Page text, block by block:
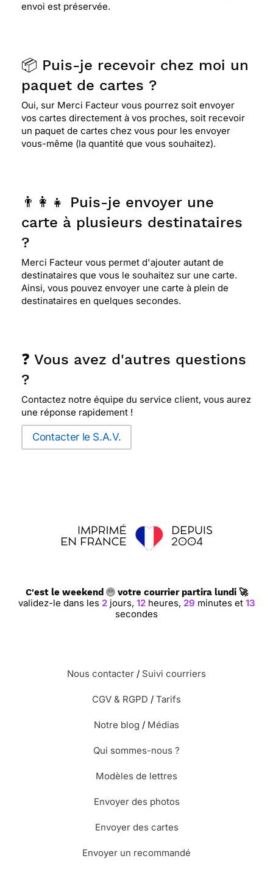
envoi est préservée.
📦 Puis-je recevoir chez moi un
paquet de cartes ?
Oui, sur Merci Facteur vous pourrez soit envoyer
vos cartes directement à vos proches, soit recevoir
un paquet de cartes chez vous pour les envoyer
vous-même (la quantité que vous souhaitez).
👨‍👩‍👧 Puis-je envoyer une
carte à plusieurs destinataires
?
Merci Facteur vous permet d'ajouter autant de
destinataires que vous le souhaitez sur une carte.
Ainsi, vous pouvez envoyer une carte à plein de
destinataires en quelques secondes.
❓ Vous avez d'autres questions
?
Contactez notre équipe du service client, vous aurez
une réponse rapidement !
Contacter le S.A.V.
C'est le weekend votre courrier partira lundi 🚀
validez-le dans les 2 jours, 12 heures, 29 minutes et 12
secondes
Nous contacter / Suivi courriers
CGV & RGPD / Tarifs
Notre blog / Médias
Qui sommes-nous ?
Modèles de lettres
Envoyer des photos
Envoyer des cartes
Envoyer un recommandé